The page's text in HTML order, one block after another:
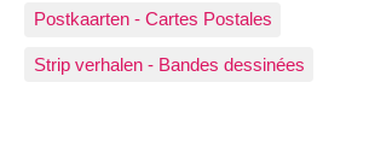
Postkaarten - Cartes Postales
Strip verhalen - Bandes dessinées